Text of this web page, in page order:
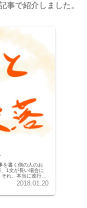
事で紹介しました。
を書く側の人のお
1文が長い場合に
れ、本当に改行に
2018.01.20